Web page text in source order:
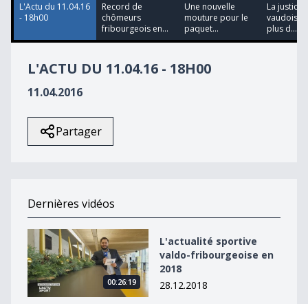
L'Actu du 11.04.16
- 18h00
Record de
chômeurs
fribourgeois en...
Une nouvelle
mouture pour le
paquet...
La justice
vaudoise
plus d...
L'ACTU DU 11.04.16 - 18H00
11.04.2016
Partager
Dernières vidéos
L&#039;actualité sportive valdo-fribourgeoise en 2018
00:26:19
L'actualité sportive
valdo-fribourgeoise en
2018
28.12.2018